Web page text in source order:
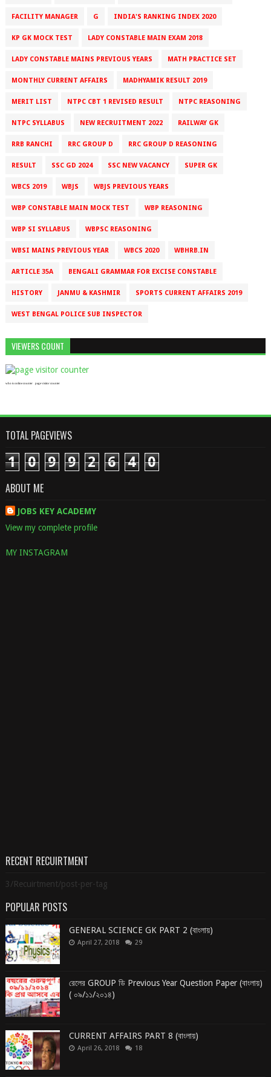
FACILITY MANAGER G INDIA'S RANKING INDEX 2020
KP GK MOCK TEST LADY CONSTABLE MAIN EXAM 2018
LADY CONSTABLE MAINS PREVIOUS YEARS MATH PRACTICE SET
MONTHLY CURRENT AFFAIRS MADHYAMIK RESULT 2019
MERIT LIST NTPC CBT 1 REVISED RESULT NTPC REASONING
NTPC SYLLABUS NEW RECRUITMENT 2022 RAILWAY GK
RRB RANCHI RRC GROUP D RRC GROUP D REASONING
RESULT SSC GD 2024 SSC NEW VACANCY SUPER GK
WBCS 2019 WBJS WBJS PREVIOUS YEARS
WBP CONSTABLE MAIN MOCK TEST WBP REASONING
WBP SI SYLLABUS WBPSC REASONING
WBSI MAINS PREVIOUS YEAR WBCS 2020 WBHRB.IN
ARTICLE 35A BENGALI GRAMMAR FOR EXCISE CONSTABLE
HISTORY JANMU & KASHMIR SPORTS CURRENT AFFAIRS 2019
WEST BENGAL POLICE SUB INSPECTOR
VIEWERS COUNT
who is online counter page visitor counter
TOTAL PAGEVIEWS
1 0 9 9 2 6 4 0
ABOUT ME
JOBS KEY ACADEMY
View my complete profile
MY INSTAGRAM
RECENT RECUIRTMENT
3/Recuirtment/post-per-tag
POPULAR POSTS
GENERAL SCIENCE GK PART 2 (বাংলায়)
April 27, 2018 29
রেলের GROUP ডি Previous Year Question Paper (বাংলায়)
( ০৯/১১/২০১৪)
CURRENT AFFAIRS PART 8 (বাংলায়)
April 26, 2018 18